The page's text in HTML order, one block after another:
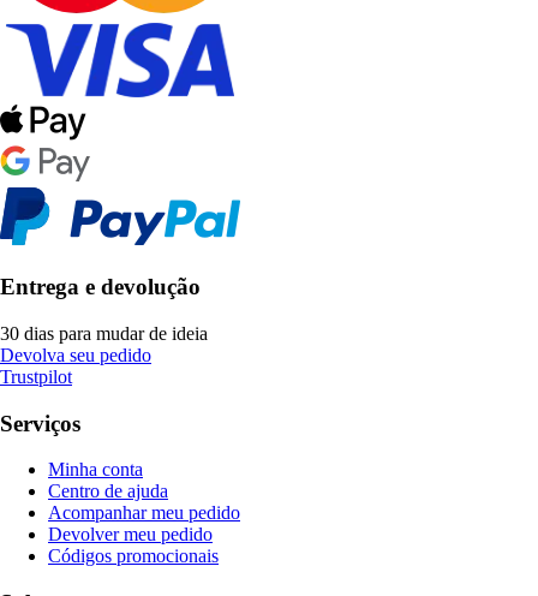
Entrega e devolução
30 dias para mudar de ideia
Devolva seu pedido
Trustpilot
Serviços
Minha conta
Centro de ajuda
Acompanhar meu pedido
Devolver meu pedido
Códigos promocionais